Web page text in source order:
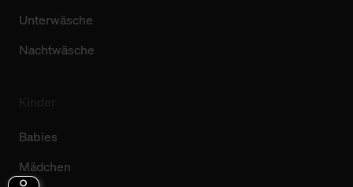
Unterwäsche
Nachtwäsche
Babies
Mädchen